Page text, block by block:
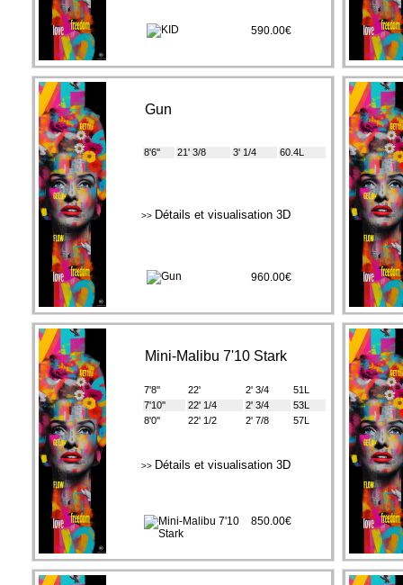
590.00€
Gun
8'6'' 21' 3/8 3' 1/4 60.4L
>> Détails et visualisation 3D
960.00€
Mini-Malibu 7'10 Stark
7'8'' 22' 2' 3/4
51L
7'10''
22' 1/4 2' 3/4
53L
8'0''
22' 1/2 2' 7/8 57L
>> Détails et visualisation 3D
850.00€